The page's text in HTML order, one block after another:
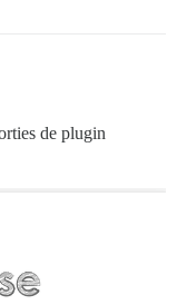
de plugin